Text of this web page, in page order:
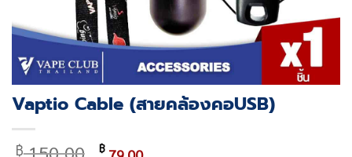
Vaptio Cable (สายคล้องคอUSB)
฿ Original
฿ Current